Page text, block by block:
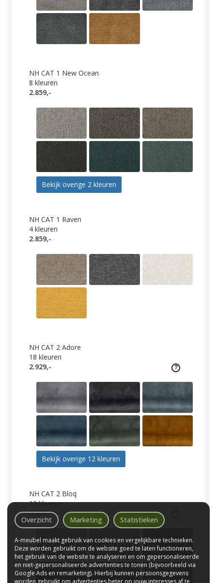
NH CAT 1 New Ocean
8 kleuren
2.859,-
Bekijk overige 2 kleuren
NH CAT 1 Raven
4 kleuren
2.859,-
NH CAT 2 Adore
18 kleuren
2.929,-
Bekijk overige 12 kleuren
NH CAT 2 Bloq
13 kleuren
2.929,-
Overzicht Marketing Statistieken
A-meubel maakt gebruik van cookies en vergelijkbare technieken.
Deze worden gebruikt om de website goed te laten functioneren,
het gebruik van de website te analyseren en om gepersonaliseerde
en niet-gepersonaliseerde advertenties te tonen (bijvoorbeeld via
Google Ads en remarketing). Hierbij kunnen persoonsgegevens
worden gebruikt om advertenties beter op jouw interesses af te